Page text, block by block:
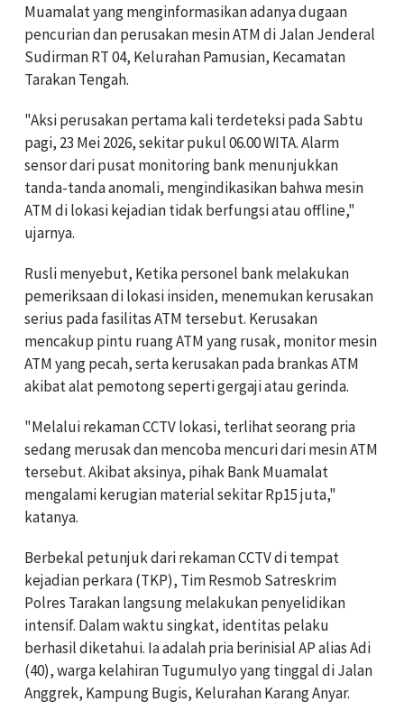
Muamalat yang menginformasikan adanya dugaan
pencurian dan perusakan mesin ATM di Jalan Jenderal
Sudirman RT 04, Kelurahan Pamusian, Kecamatan
Tarakan Tengah.
"Aksi perusakan pertama kali terdeteksi pada Sabtu
pagi, 23 Mei 2026, sekitar pukul 06.00 WITA. Alarm
sensor dari pusat monitoring bank menunjukkan
tanda-tanda anomali, mengindikasikan bahwa mesin
ATM di lokasi kejadian tidak berfungsi atau offline,"
ujarnya.
Rusli menyebut, Ketika personel bank melakukan
pemeriksaan di lokasi insiden, menemukan kerusakan
serius pada fasilitas ATM tersebut. Kerusakan
mencakup pintu ruang ATM yang rusak, monitor mesin
ATM yang pecah, serta kerusakan pada brankas ATM
akibat alat pemotong seperti gergaji atau gerinda.
"Melalui rekaman CCTV lokasi, terlihat seorang pria
sedang merusak dan mencoba mencuri dari mesin ATM
tersebut. Akibat aksinya, pihak Bank Muamalat
mengalami kerugian material sekitar Rp15 juta,"
katanya.
Berbekal petunjuk dari rekaman CCTV di tempat
kejadian perkara (TKP), Tim Resmob Satreskrim
Polres Tarakan langsung melakukan penyelidikan
intensif. Dalam waktu singkat, identitas pelaku
berhasil diketahui. Ia adalah pria berinisial AP alias Adi
(40), warga kelahiran Tugumulyo yang tinggal di Jalan
Anggrek, Kampung Bugis, Kelurahan Karang Anyar.